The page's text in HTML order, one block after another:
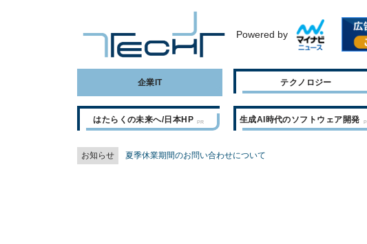
Powered by
企業IT テクノロジー
はたらくの未来へ/日本HP 生成AI時代のソフトウェア開発
お知らせ 夏季休業期間のお問い合わせについて